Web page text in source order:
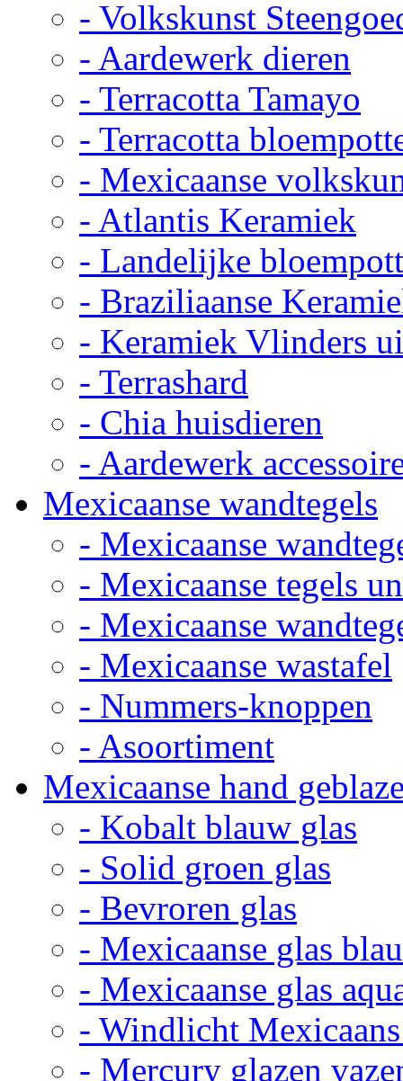
- Volkskunst
- Aardewerk dieren
- Terracotta Tamayo
- Terracotta
- Mexicaanse
- Atlantis Keramiek
- Landelijke
- Braziliaanse
- Keramiek Vlinders
- Terrashard
- Chia huisdieren
- Aardewerk
Mexicaanse wandtegels
- Mexicaanse
- Mexicaanse tegels
- Mexicaanse
- Mexicaanse wastafel
- Nummers-knoppen
- Asoortiment
Mexicaanse hand
- Kobalt blauw glas
- Solid groen glas
- Bevroren glas
- Mexicaanse glas
- Mexicaanse glas
- Windlicht
- Mercury glazen